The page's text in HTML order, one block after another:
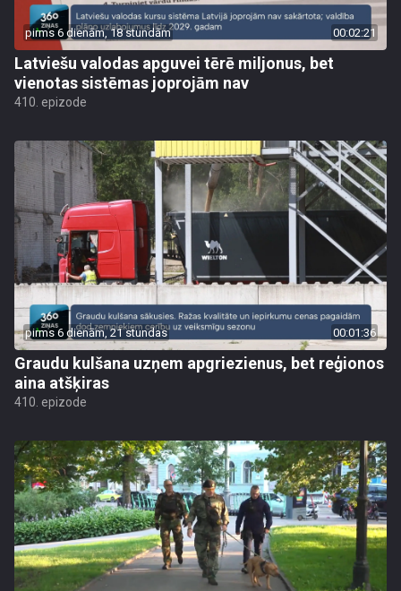
pirms 6 dienām, 18 stundām 00:02:21
Latviešu valodas apguvei tērē miljonus, bet
vienotas sistēmas joprojām nav
410. epizode
pirms 6 dienām, 21 stundas 00:01:36
Graudu kulšana uzņem apgriezienus, bet reģionos
aina atšķiras
410. epizode